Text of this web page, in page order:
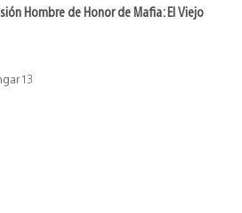
Hombre de Honor de Mafia: El Viejo
13